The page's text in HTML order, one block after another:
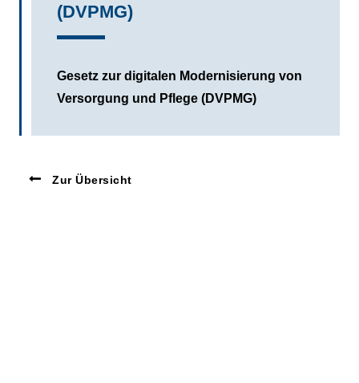
(DVPMG)
Gesetz zur digitalen Modernisierung von
Versorgung und Pflege (DVPMG)
Zur Übersicht